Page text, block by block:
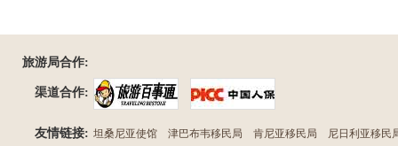
旅游局合作:
渠道合作:
友情链接: 坦桑尼亚使馆 津巴布韦移民局 肯尼亚移民局 尼日利亚移民